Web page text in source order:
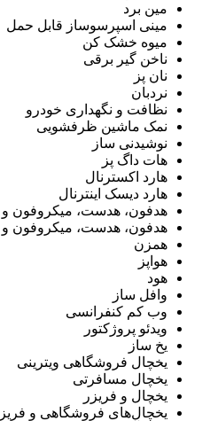
مین برد
مینی اسپرسوساز قابل حمل
میوه خشک کن
ناخن گیر برقی
نان پز
نردبان
نظافت و نگهداری خودرو
نمک ماشین ظرفشویی
نوشیدنی ساز
هات داگ پز
هارد اکسترنال
هارد دیسک اینترنال
هدفون، هدست، میکروفون و
هدفون، هدست، میکروفون و
همزن
هواپز
هود
وافل ساز
وب کم کنفرانسی
ویدئو پروژکتور
یخ ساز
یخچال فروشگاهی ویترینی
یخچال مسافرتی
یخچال و فریزر
یخچال‌های فروشگاهی و